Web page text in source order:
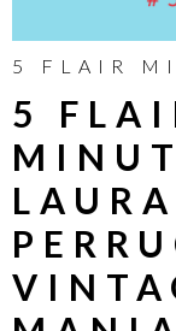
5 FLAIR
5
LAURA